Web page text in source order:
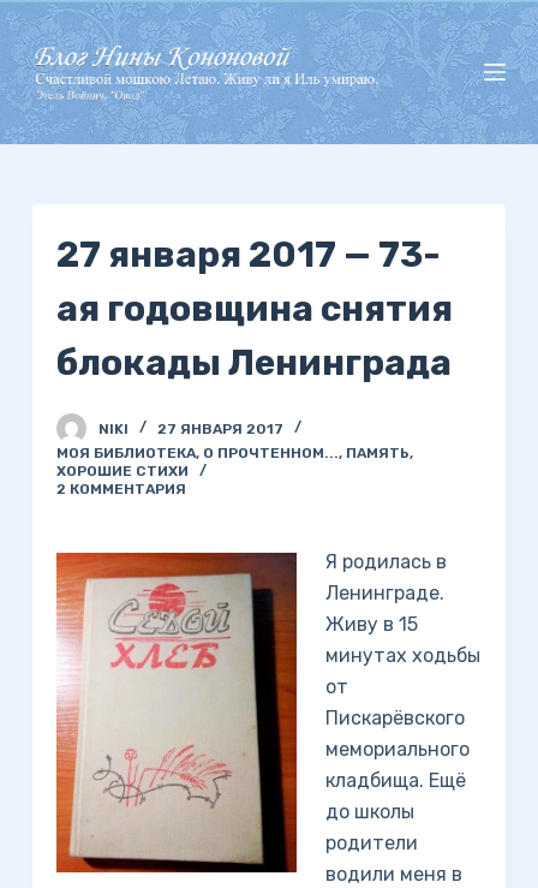
П
е
р
е
й
27 января 2017 — 73-
ая годовщина снятия
блокады Ленинграда
NIKI
27 ЯНВАРЯ 2017
МОЯ БИБЛИОТЕКА, О ПРОЧТЕННОМ..., ПАМЯТЬ,
ХОРОШИЕ СТИХИ
2 КОММЕНТАРИЯ
Я родилась в
Ленинграде.
Живу в 15
минутах ходьбы
от
Пискарёвского
мемориального
кладбища. Ещё
до школы
родители
водили меня в